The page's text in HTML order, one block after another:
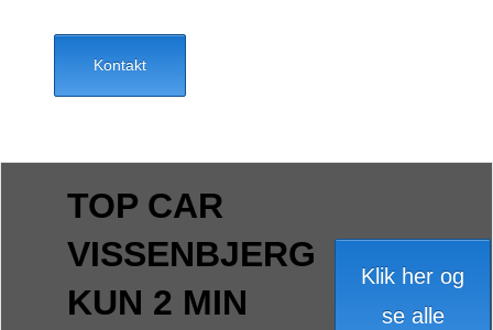
Kontakt
TOP CAR
VISSENBJERG
KUN 2 MIN
Klik her og
se alle